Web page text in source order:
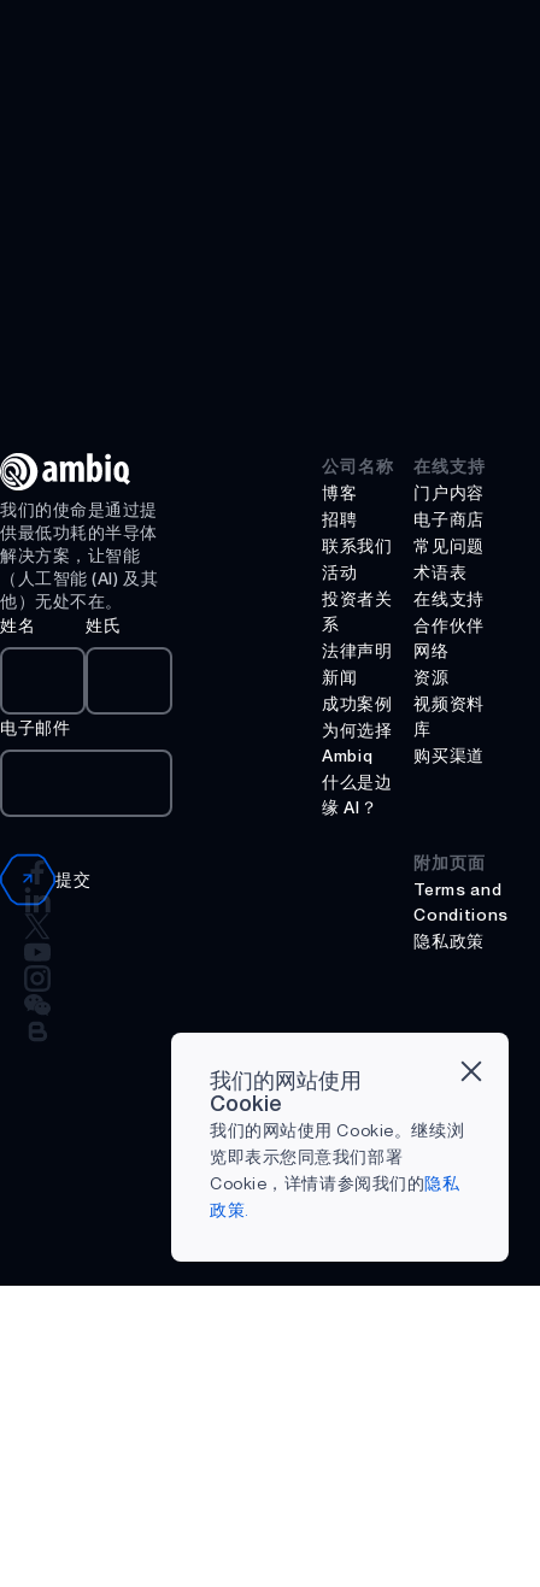
我们的使命是通过提
供最低功耗的半导体
解决方案，让智能
（人工智能 (AI) 及其
他）无处不在。
姓名
姓氏
电子邮件
提交
公司名称
博客
招聘
联系我们
活动
投资者关
系
法律声明
新闻
成功案例
为何选择
Ambiq
什么是边
缘 AI？
在线支持
门户内容
电子商店
常见问题
术语表
在线支持
合作伙伴
网络
资源
视频资料
库
购买渠道
附加页面
Terms and
Conditions
隐私政策
我们的网站使用
Cookie
我们的网站使用 Cookie。继续浏
览即表示您同意我们部署
Cookie，详情请参阅我们的隐私
政策.